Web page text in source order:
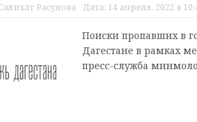
Расулова Дата: 14 апреля, 2022 в
Поиски пропавших в
Дагестане в рамках
пресс-служба